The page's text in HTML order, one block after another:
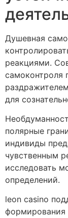
Душевная
реакциями.
самоконтроля
для
полярные
индивиды
чувственным
исследовать
определений.
leon casino
формирования